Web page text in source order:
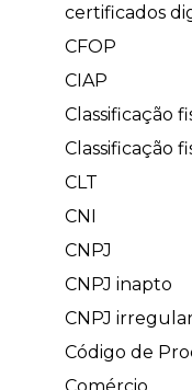
certificados
CFOP
CIAP
Classificação
Classificação
CLT
CNI
CNPJ
CNPJ inapto
CNPJ
Código de